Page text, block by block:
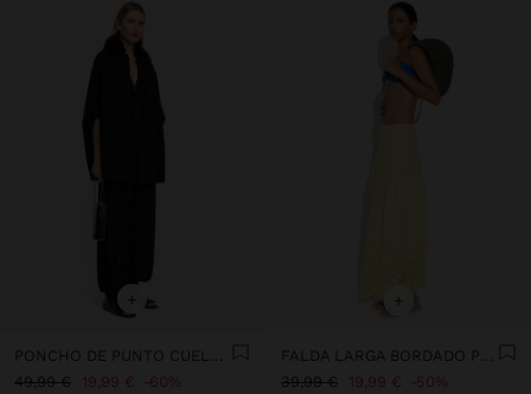
+
49,99 €
19,99 € 60%
+
39,99 €
19,99 € 50%